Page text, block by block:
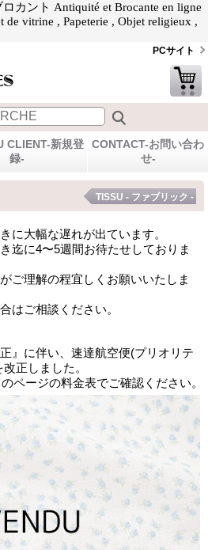
カント Antiquité et Brocante en ligne
de vitrine , Papeterie , Objet religieux ,
PCサイト
CLIENT-新規登
録-
CONTACT-お問い合わ
せ-
TISSU - ファブリック -
に大幅な遅れが出ています。
迄に4〜5週間お待たせしておりま
ご理解の程宜しくお願いいたしま
はご相談ください。
』に伴い、速達航空便(プリオリテ
正しました。
のページの料金表でご確認ください。